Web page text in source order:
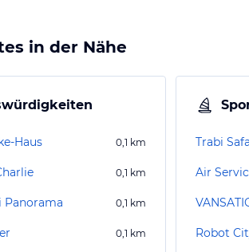
in der Nähe
Haus 0,1 km
0,1 km
Panorama 0,1 km
0,1 km
Trabi
Air
Robot